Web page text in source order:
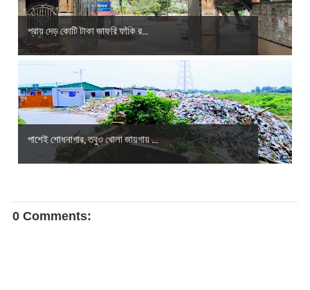
প্রায় দেড় কোটি টাকা জাফরি ফাঁকি র...
পাশেই শোধনাগার, তবুও খোলা জায়গায় ...
0 Comments: